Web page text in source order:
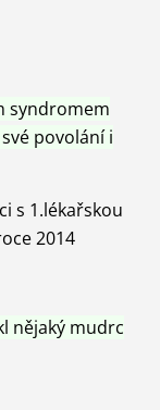
syndromem
povolání i
s 1.lékařskou
2014
nějaký mudrc